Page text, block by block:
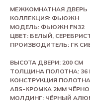
МЕЖКОМНАТНАЯ ДВЕРЬ
КОЛЛЕКЦИЯ: ФЬЮЖН
МОДЕЛЬ: ФЬЮЖН FN32
ЦВЕТ: БЕЛЫЙ,
ПРОИЗВОДИТЕЛЬ: ГК
ВЫСОТА ДВЕРИ: 200 СМ
ТОЛЩИНА ПОЛОТНА: 36
КОНСТРУКЦИЯ
ABS-КРОМКА 2ММ
МОЛДИНГ: ЧЁРНЫЙ